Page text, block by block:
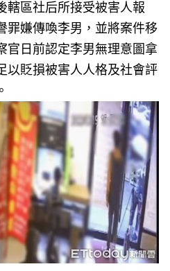
轄區社后所接受被害人報
罪嫌傳喚李男，並將案件移
官日前認定李男無理意圖拿
以貶損被害人人格及社會評